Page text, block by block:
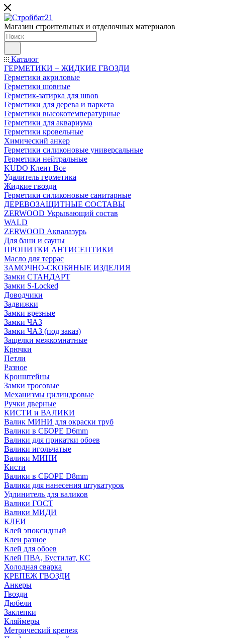
Магазин строительных и отделочных материалов
Каталог
ГЕРМЕТИКИ + ЖИДКИЕ ГВОЗДИ
Герметики акриловые
Герметики шовные
Герметик-затирка для швов
Герметики для дерева и паркета
Герметики высокотемпературные
Герметики для аквариума
Герметики кровельные
Химический анкер
Герметики силиконовые универсальные
Герметики нейтральные
KUDO Клеит Все
Удалитель герметика
Жидкие гвозди
Герметики силиконовые санитарные
ДЕРЕВОЗАЩИТНЫЕ СОСТАВЫ
ZERWOOD Укрывающий состав
WALD
ZERWOOD Аквалазурь
Для бани и сауны
ПРОПИТКИ АНТИСЕПТИКИ
Масло для террас
ЗАМОЧНО-СКОБЯНЫЕ ИЗДЕЛИЯ
Замки СТАНДАРТ
Замки S-Locked
Доводчики
Задвижки
Замки врезные
Замки ЧАЗ
Замки ЧАЗ (под заказ)
Защелки межкомнатные
Крючки
Петли
Разное
Кронштейны
Замки тросовые
Механизмы цилиндровые
Ручки дверные
КИСТИ и ВАЛИКИ
Валик МИНИ для окраски труб
Валики в СБОРЕ D6mm
Валики для прикатки обоев
Валики игольчатые
Валики МИНИ
Кисти
Валики в СБОРЕ D8mm
Валики для нанесения штукатурок
Удлинитель для валиков
Валики ГОСТ
Валики МИДИ
КЛЕИ
Клей эпоксидный
Клеи разное
Клей для обоев
Клей ПВА, Бустилат, КС
Холодная сварка
КРЕПЕЖ ГВОЗДИ
Анкеры
Гвозди
Дюбели
Заклепки
Кляймеры
Метрический крепеж